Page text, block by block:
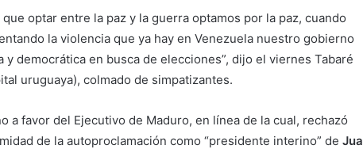
optar entre la paz y la guerra optamos por la paz, cuando
la violencia que ya hay en Venezuela nuestro gobierno
democrática en busca de elecciones”, dijo el viernes Tabaré
uruguaya), colmado de simpatizantes.
a favor del Ejecutivo de Maduro, en línea de la cual, rechazó
de la autoproclamación como “presidente interino” de